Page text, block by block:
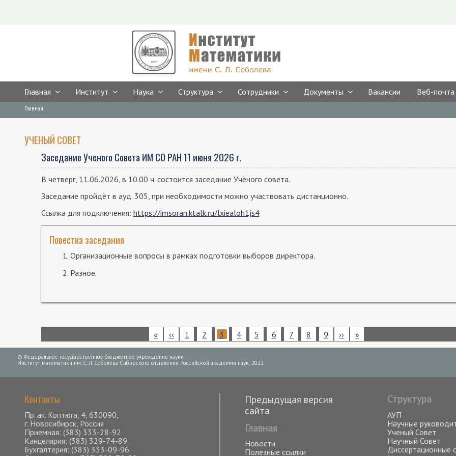
Предыдущая версия сайта
Главная Институт Наука Структура Сотрудники Документы Вакансии Веб-почта
Breadcrumbs
You
are
here:
Главная
УЧЕНЫЙ СОВЕТ
Заседание Ученого Совета ИМ СО РАН 11 июня 2026 г.
В четверг, 11.06.2026, в 10.00 ч. состоится заседание Учёного совета.
Заседание пройдёт в ауд. 305, при необходимости можно участвовать дистанционно.
Ссылка для подключения: https://imsoran.ktalk.ru/lxiealoh1js4
Повестка заседания
Организационные вопросы в рамках подготовки выборов директора.
Разное.
страниц
Первая
страница
«
Предыдущая
страница
‹‹ Page
1 Page
2
Текущая
страница
3 Page
4 Page
5 Page
6 Page
7 Page
8 Page
9
Следующая
страница
››
Последняя
страница
»
© Федеральное государственное бюджетное учреждение науки
Институт математики им. С. Л. Соболева Сибирского отделения Российской академии наук, 2022
Контакты
Пр. ак. Коптюга, 4, 630090,
г. Новосибирск, Россия
Приемная: (383) 333-28-92
Канцелярия: (383) 329-74-89
Бухгалтерия: (383) 333-09-96
Предыдущая версия
сайта
Главная
Новости
Полезные ссылки
Структура
АУП
Научные
Ученый Совет
Научный Совет
Диссертационные